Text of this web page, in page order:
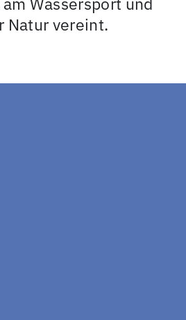
Natur vereint.